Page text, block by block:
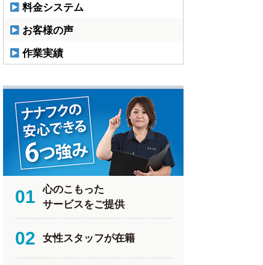
料金システム
お客様の声
作業実績
01
心のこもった
サービスをご提供
02 女性スタッフが在籍